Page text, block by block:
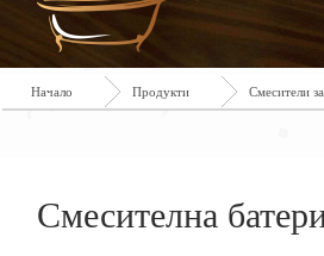
Начало Продукти Смесители
Смесителна